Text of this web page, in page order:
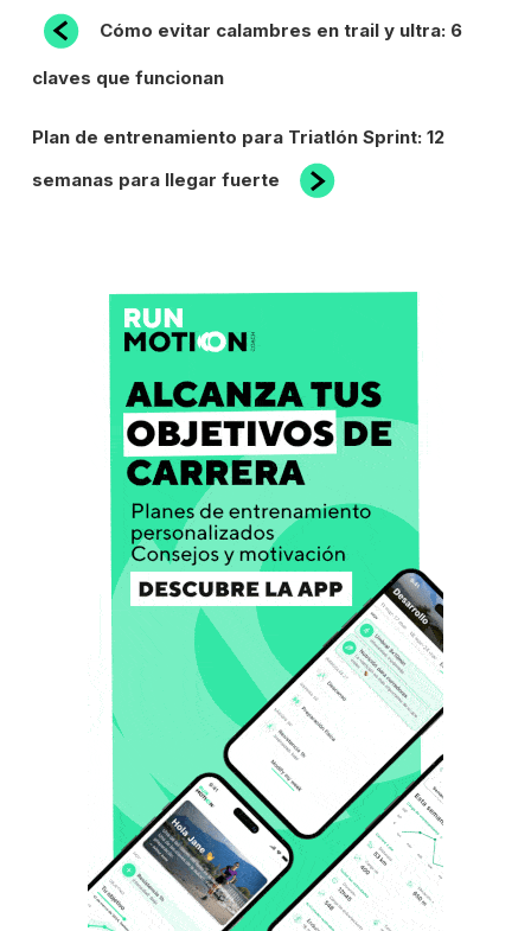
NAVEGACIÓN
DE
Entrada
anterior:
Cómo evitar calambres en trail y ultra: 6
claves que funcionan
Siguiente
Plan de entrenamiento para Triatlón Sprint: 12
semanas para llegar fuerte